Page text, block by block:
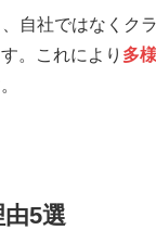
自社ではなくク
。これにより 多
5選